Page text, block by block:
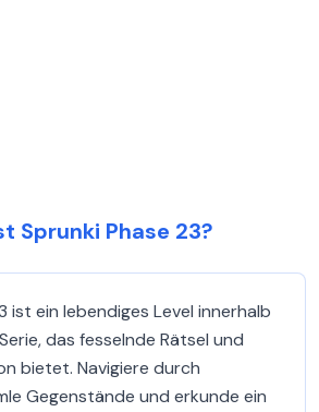
Sprunki Phase 23?
ist ein lebendiges Level innerhalb
das fesselnde Rätsel und
bietet. Navigiere durch
Gegenstände und erkunde ein